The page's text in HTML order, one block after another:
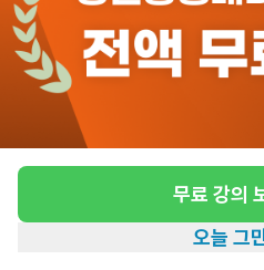
무료 강의
오늘 그